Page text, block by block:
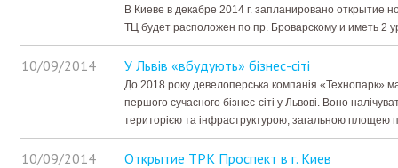
В Киеве в декабре 2014 г. запланировано открытие
ТЦ будет расположен по пр. Броварскому и иметь 2
10/09/2014 У Львів «вбудують» бізнес-сіті
До 2018 року девелоперська компанія «Технопарк»
першого сучасного бізнес-сіті у Львові. Воно
територією та інфраструктурою, загальною площею
10/09/2014 Открытие ТРК Проспект в г. Киев